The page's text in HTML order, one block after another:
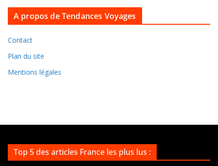
i
v
e
A propos de Tendances Voyages
Contact
Plan du site
Mentions légales
Top 5 des articles France les plus lus :